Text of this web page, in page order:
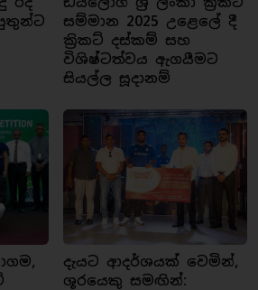
සම්මාන 2025 උළෙලේ දී
ක්‍රිකට් දස්කම් සහ
විශිෂ්ටත්වය ඇගයීමට
සියල්ල සූදානම්
දැයට ආදර්ශයක් වෙමින්,
ශූරයෙකු සමඟින්: